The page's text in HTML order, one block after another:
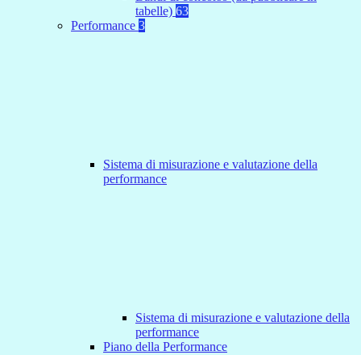
tabelle) 63
Performance 3
Sistema di misurazione e valutazione della
performance
Sistema di misurazione e valutazione della
performance
Piano della Performance